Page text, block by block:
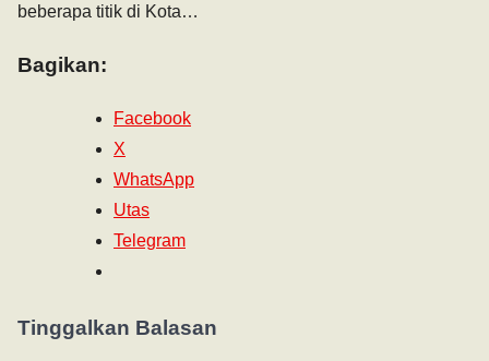
beberapa titik di Kota…
Bagikan:
Facebook
X
WhatsApp
Utas
Telegram
Tinggalkan Balasan